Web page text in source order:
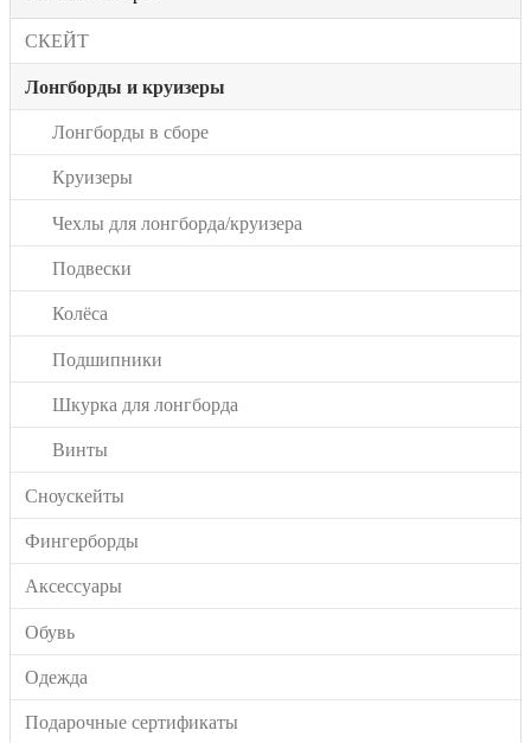
СКЕЙТ
Лонгборды и круизеры
Лонгборды в сборе
Круизеры
Чехлы для лонгборда/круизера
Подвески
Колёса
Подшипники
Шкурка для лонгборда
Винты
Сноускейты
Фингерборды
Аксессуары
Обувь
Одежда
Подарочные сертификаты